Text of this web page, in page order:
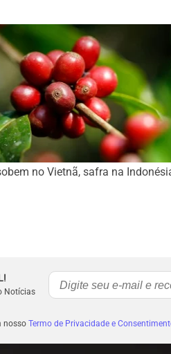
no Vietnã, safra na
Notícias
nosso Termo de Privacidade e